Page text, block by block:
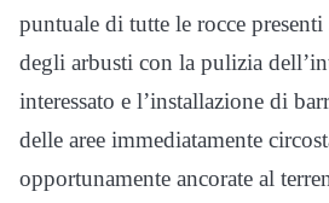
puntuale di tutte le rocce
degli arbusti con la pulizia
interessato e l’installazione di
delle aree immediatamente
opportunamente ancorate al